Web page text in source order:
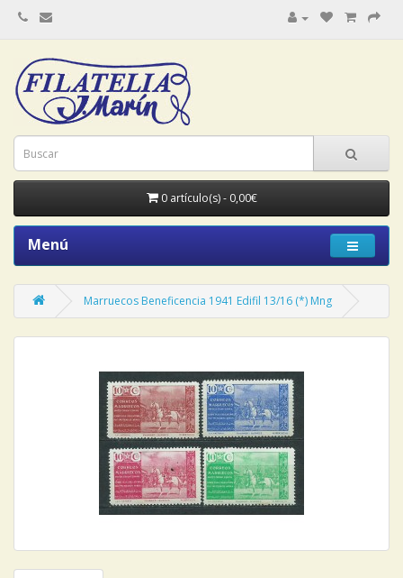
0 artículo(s) - 0,00€
Menú
Marruecos Beneficencia 1941 Edifil 13/16 (*) Mng